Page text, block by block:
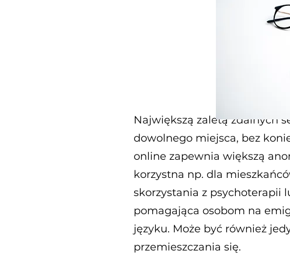
Największą zaletą zdalnych
dowolnego miejsca, bez
online zapewnia większą
korzystna np. dla
skorzystania z psychoterapii
pomagająca osobom na
języku. Może być również
przemieszczania się.